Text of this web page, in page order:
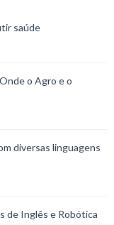
saúde
o Agro e o
diversas linguagens
de Inglês e Robótica